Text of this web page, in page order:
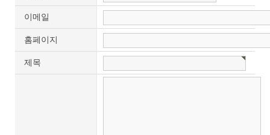
이메일
홈페이지
제목